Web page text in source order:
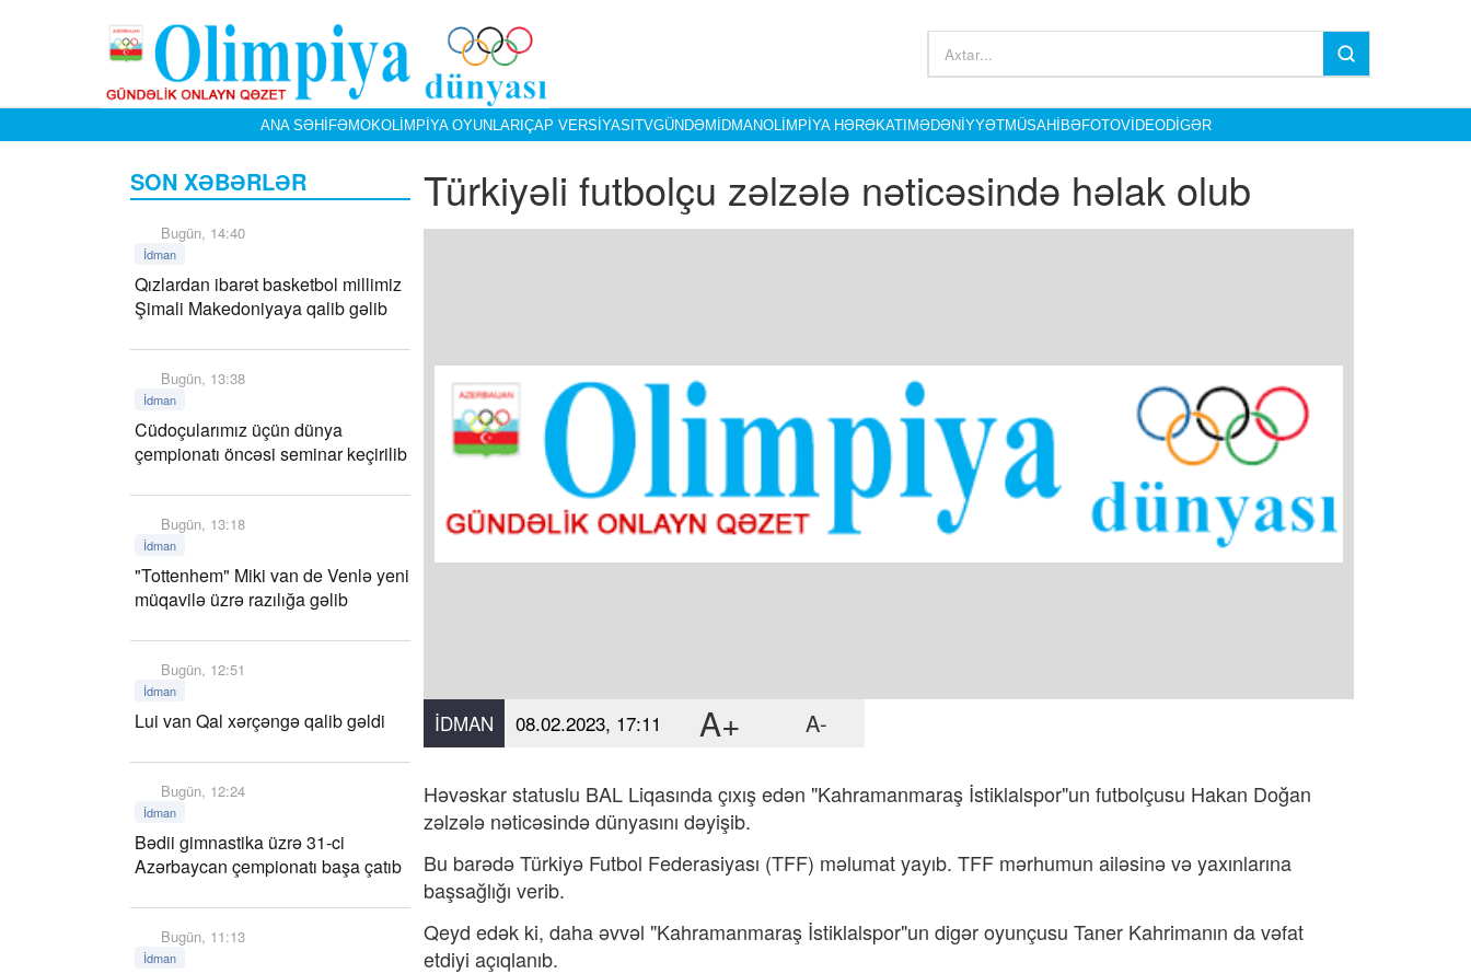
ANA SƏHIFƏMOKOLIMPIYA OYUNLARIÇAP VERSIYASITVGÜNDƏMİDMANOLIMPIYA HƏRƏKATIMƏDƏNIYYƏTMÜSAHIBƏFOTOVIDEODIGƏR
SON XƏBƏRLƏR
Bugün, 14:40
İdman
Qızlardan ibarət basketbol millimiz
Şimali Makedoniyaya qalib gəlib
Bugün, 13:38
İdman
Cüdoçularımız üçün dünya
çempionatı öncəsi seminar keçirilib
Bugün, 13:18
İdman
"Tottenhem" Miki van de Venlə yeni
müqavilə üzrə razılığa gəlib
Bugün, 12:51
İdman
Lui van Qal xərçəngə qalib gəldi
Bugün, 12:24
İdman
Bədii gimnastika üzrə 31-ci
Azərbaycan çempionatı başa çatıb
Bugün, 11:13
İdman
Türkiyəli futbolçu zəlzələ nəticəsində həlak olub
İDMAN 08.02.2023, 17:11 A+ A-
Həvəskar statuslu BAL Liqasında çıxış edən "Kahramanmaraş İstiklalspor"un futbolçusu Hakan Doğan
zəlzələ nəticəsində dünyasını dəyişib.
Bu barədə Türkiyə Futbol Federasiyası (TFF) məlumat yayıb. TFF mərhumun ailəsinə və yaxınlarına
başsağlığı verib.
Qeyd edək ki, daha əvvəl "Kahramanmaraş İstiklalspor"un digər oyunçusu Taner Kahrimanın da vəfat
etdiyi açıqlanıb.